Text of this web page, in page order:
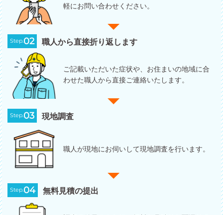
軽にお問い合わせください。
Step.02 職人から直接折り返します
ご記載いただいた症状や、お住まいの地域に合
わせた職人から直接ご連絡いたします。
Step. 03 現地調査
職人が現地にお伺いして現地調査を行います。
Step. 04 無料見積の提出